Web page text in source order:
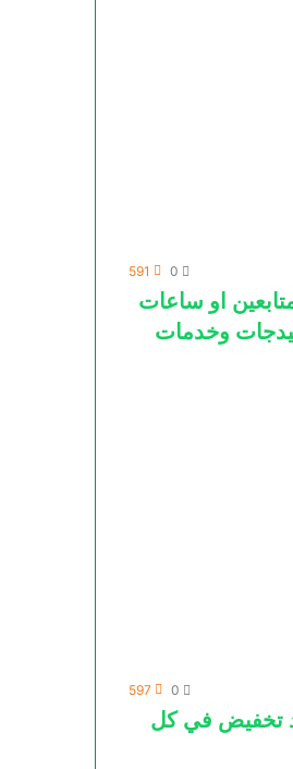
0
591
او ساعات
وخدمات
0
597
تخفيض في كل